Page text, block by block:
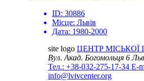
ID: 30886
Місце: Львів
Дата: 1980-2000
site logo ЦЕНТР МІСЬКОЇ
Вул. Акад. Богомольця 6
Тел.: +38-032-275-17-34 E-
info@lvivcenter.org